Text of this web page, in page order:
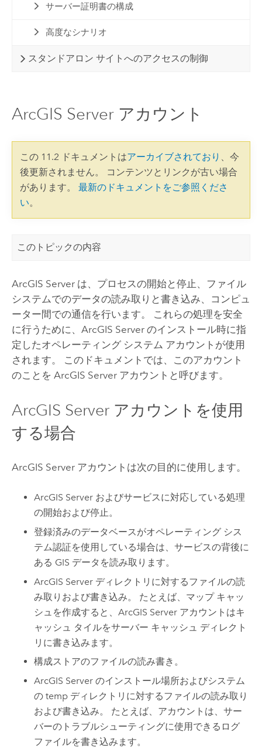
サーバー証明書の構成
高度なシナリオ
スタンドアロン サイトへのアクセスの制御
ArcGIS Server アカウント
この 11.2 ドキュメントはアーカイブされており 、今
後更新されません。 コンテンツとリンクが古い場合
があります。 最新のドキュメントをご参照くださ
い。
このトピックの内容
ArcGIS Serverは、プロセスの開始と停止、ファイル
システムでのデータの読み取りと書き込み、コンピュ
ーター間での通信を行います。 これらの処理を安全
に行うために、 ArcGIS Serverのインストール時に指
定したオペレーティング システム アカウントが使用
されます。 このドキュメントでは、このアカウント
のことを ArcGIS Serverアカウントと呼びます。
ArcGIS Serverアカウントを使用
する場合
ArcGIS Serverアカウントは次の目的に使用します。
ArcGIS Server およびサービスに対応している処理
の開始および停止。
登録済みのデータベースがオペレーティング シス
テム認証を使用している場合は、サービスの背後に
ある GIS データを読み取ります。
ArcGIS Server ディレクトリに対するファイルの読
み取りおよび書き込み。 たとえば、マップ キャッ
シュを作成すると、ArcGIS Server アカウントはキ
ャッシュ タイルをサーバー キャッシュ ディレクト
リに書き込みます。
構成ストアのファイルの読み書き。
ArcGIS Server のインストール場所およびシステム
の temp ディレクトリに対するファイルの読み取り
および書き込み。 たとえば、アカウントは、サー
バーのトラブルシューティングに使用できるログ
ファイルを書き込みます。